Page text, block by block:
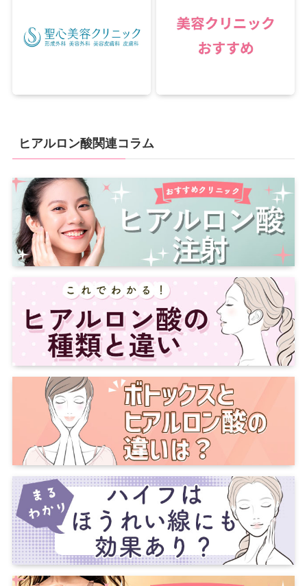
ヒアルロン酸関連コラム